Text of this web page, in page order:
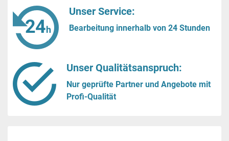
Unser Service:
Bearbeitung innerhalb von 24 Stunden
Unser Qualitätsanspruch:
Nur geprüfte Partner und Angebote mit
Profi-Qualität